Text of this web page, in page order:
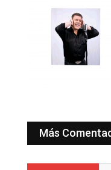
Más